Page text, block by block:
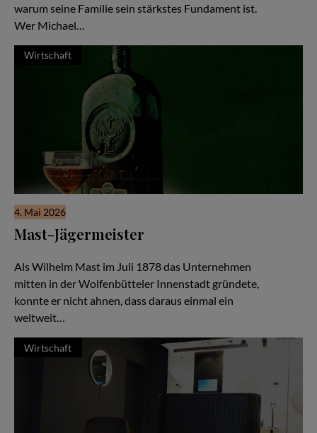
warum seine Familie sein stärkstes Fundament ist.
Wer Michael…
Wirtschaft
4. Mai 2026
Mast-Jägermeister
Als Wilhelm Mast im Juli 1878 das Unternehmen
mitten in der Wolfenbütteler Innenstadt gründete,
konnte er nicht ahnen, dass daraus einmal ein
weltweit…
Wirtschaft